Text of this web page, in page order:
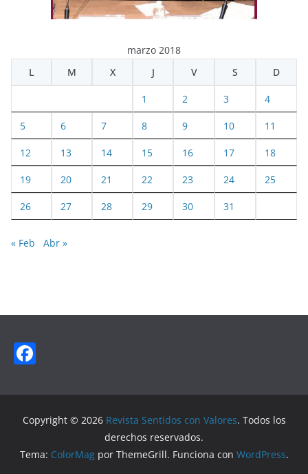
marzo 2018
L
M X J V S D
1 2 3 4
5 6 7 8 9 10 11
12 13 14 15 16 17 18
19 20 21 22 23 24 25
26 27 28 29 30 31
« Feb Abr »
c
e
o
Copyright © 2026 Revista Sentidos con Valores. Todos los
derechos reservados.
Tema: ColorMagpor ThemeGrill. Funciona con WordPress.